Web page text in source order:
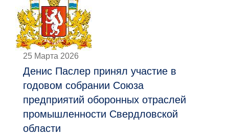
25 Марта 2026
Денис Паслер принял участие в
годовом собрании Союза
предприятий оборонных отраслей
промышленности Свердловской
области